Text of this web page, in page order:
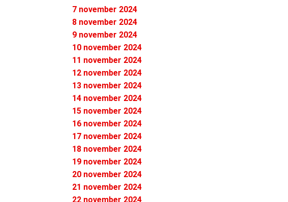
7 november 2024
8 november 2024
9 november 2024
10 november 2024
11 november 2024
12 november 2024
13 november 2024
14 november 2024
15 november 2024
16 november 2024
17 november 2024
18 november 2024
19 november 2024
20 november 2024
21 november 2024
22 november 2024